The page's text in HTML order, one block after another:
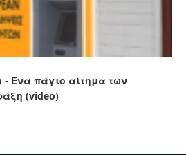
Ένα πάγιο αίτημα των
(video)